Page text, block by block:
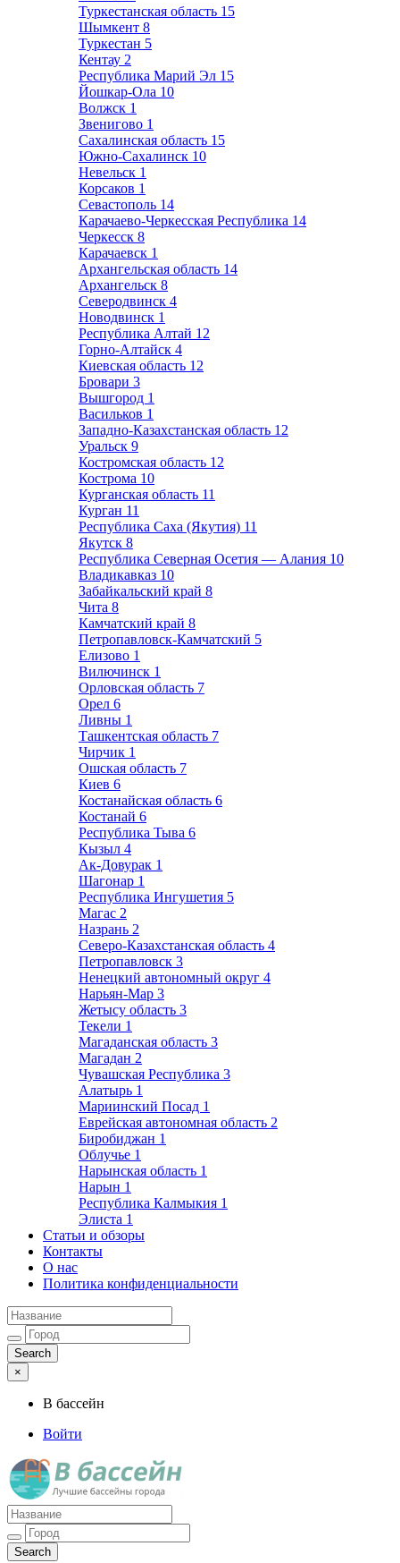
Туркестанская область 15
Шымкент 8
Туркестан 5
Кентау 2
Республика Марий Эл 15
Йошкар-Ола 10
Волжск 1
Звенигово 1
Сахалинская область 15
Южно-Сахалинск 10
Невельск 1
Корсаков 1
Севастополь 14
Карачаево-Черкесская Республика 14
Черкесск 8
Карачаевск 1
Архангельская область 14
Архангельск 8
Северодвинск 4
Новодвинск 1
Республика Алтай 12
Горно-Алтайск 4
Киевская область 12
Бровари 3
Вышгород 1
Васильков 1
Западно-Казахстанская область 12
Уральск 9
Костромская область 12
Кострома 10
Курганская область 11
Курган 11
Республика Саха (Якутия) 11
Якутск 8
Республика Северная Осетия — Алания 10
Владикавказ 10
Забайкальский край 8
Чита 8
Камчатский край 8
Петропавловск-Камчатский 5
Елизово 1
Вилючинск 1
Орловская область 7
Орел 6
Ливны 1
Ташкентская область 7
Чирчик 1
Ошская область 7
Киев 6
Костанайская область 6
Костанай 6
Республика Тыва 6
Кызыл 4
Ак-Довурак 1
Шагонар 1
Республика Ингушетия 5
Магас 2
Назрань 2
Северо-Казахстанская область 4
Петропавловск 3
Ненецкий автономный округ 4
Нарьян-Мар 3
Жетысу область 3
Текели 1
Магаданская область 3
Магадан 2
Чувашская Республика 3
Алатырь 1
Мариинский Посад 1
Еврейская автономная область 2
Биробиджан 1
Облучье 1
Нарынская область 1
Нарын 1
Республика Калмыкия 1
Элиста 1
Статьи и обзоры
Контакты
О нас
Политика конфиденциальности
×
В бассейн
Войти
Лучшие бассейны города